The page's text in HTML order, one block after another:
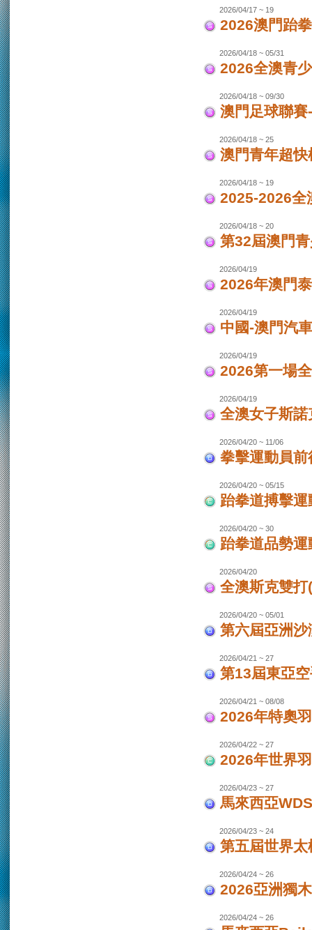
2026/04/17 ~ 19
2026澳門跆
2026/04/18 ~ 05/31
2026全澳青
2026/04/18 ~ 09/30
澳門足球聯
2026/04/18 ~ 25
澳門青年超快
2026/04/18 ~ 19
2025-2026全
2026/04/18 ~ 20
第32屆澳門
2026/04/19
2026年澳門
2026/04/19
中國-澳門汽
2026/04/19
2026第一場
2026/04/19
全澳女子斯諾
2026/04/20 ~ 11/06
拳擊運動員
2026/04/20 ~ 05/15
跆拳道搏擊
2026/04/20 ~ 30
跆拳道品勢
2026/04/20
全澳斯克雙
2026/04/20 ~ 05/01
第六屆亞洲
2026/04/21 ~ 27
第13屆東亞
2026/04/21 ~ 08/08
2026年特奧
2026/04/22 ~ 27
2026年世界
2026/04/23 ~ 27
馬來西亞
2026/04/23 ~ 24
第五屆世界
2026/04/24 ~ 26
2026亞洲獨
2026/04/24 ~ 26